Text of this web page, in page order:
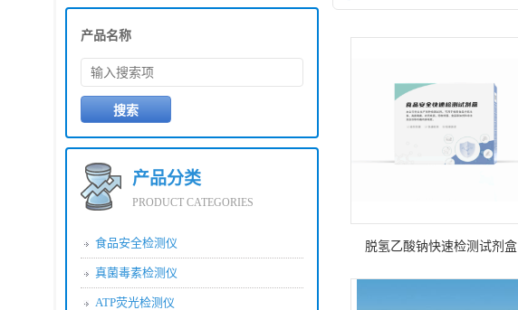
产品名称
产品分类
PRODUCT CATEGORIES
食品安全检测仪
真菌毒素检测仪
ATP荧光检测仪
脱氢乙酸钠快速检测试剂盒